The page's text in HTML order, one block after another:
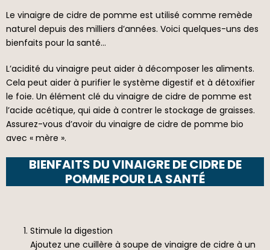
Le vinaigre de cidre de pomme est utilisé comme remède
naturel depuis des milliers d’années. Voici quelques-uns des
bienfaits pour la santé…
L’acidité du vinaigre peut aider à décomposer les aliments.
Cela peut aider à purifier le système digestif et à détoxifier
le foie. Un élément clé du vinaigre de cidre de pomme est
l’acide acétique, qui aide à contrer le stockage de graisses.
Assurez-vous d’avoir du vinaigre de cidre de pomme bio
avec « mère ».
BIENFAITS DU VINAIGRE DE CIDRE DE
POMME POUR LA SANTÉ
Stimule la digestion
Ajoutez une cuillère à soupe de vinaigre de cidre à un